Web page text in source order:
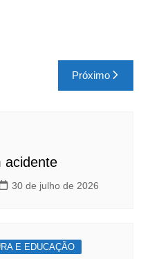
Próximo
acidente
30 de julho de 2026
E EDUCAÇÃO